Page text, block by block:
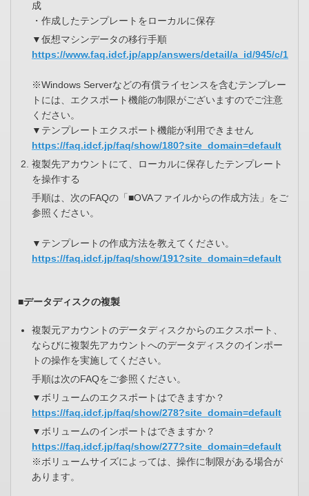
成
・作成したテンプレートをローカルに保存
▼仮想マシンデータの移行手順
https://www.faq.idcf.jp/app/answers/detail/a_id/945/c/1
※Windows Serverなどの有償ライセンスを含むテンプレー
トには、エクスポート機能の制限がございますのでご注意
ください。
▼テンプレートエクスポート機能が利用できません
https://faq.idcf.jp/faq/show/180?site_domain=default
複製先アカウントにて、ローカルに保存したテンプレート
を操作する
手順は、次のFAQの「■OVAファイルからの作成方法」をご
参照ください。
▼テンプレートの作成方法を教えてください。
https://faq.idcf.jp/faq/show/191?site_domain=default
■データディスクの複製
複製元アカウントのデータディスクからのエクスポート、
ならびに複製先アカウントへのデータディスクのインポー
トの操作を実施してください。
手順は次のFAQをご参照ください。
▼ボリュームのエクスポートはできますか？
https://faq.idcf.jp/faq/show/278?site_domain=default
▼ボリュームのインポートはできますか？
https://faq.idcf.jp/faq/show/277?site_domain=default
※ボリュームサイズによっては、操作に制限がある場合が
あります。